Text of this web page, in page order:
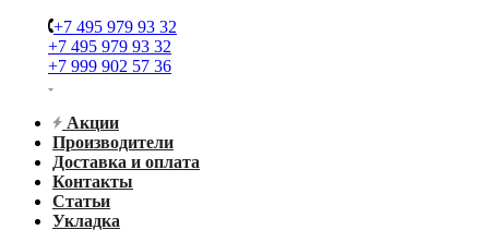
+7 495 979 93 32
+7 495 979 93 32
+7 999 902 57 36
Акции
Производители
Доставка и оплата
Контакты
Статьи
Укладка